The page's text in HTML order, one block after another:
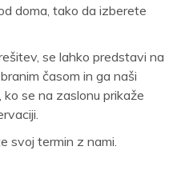
doma, tako da izberete
se lahko predstavi na
časom in ga naši
se na zaslonu prikaže
svoj termin z nami.